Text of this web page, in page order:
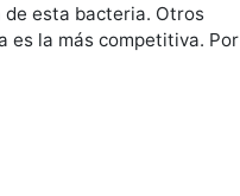
de esta bacteria. Otros
es la más competitiva. Por